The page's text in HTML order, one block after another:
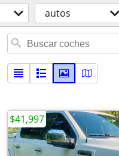
autos
$41,997